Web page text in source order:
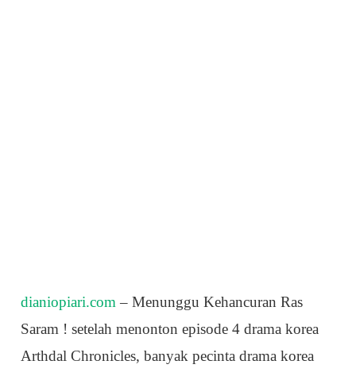
dianiopiari.com– Menunggu Kehancuran Ras
Saram ! setelah menonton episode 4 drama korea
Arthdal Chronicles, banyak pecinta drama korea